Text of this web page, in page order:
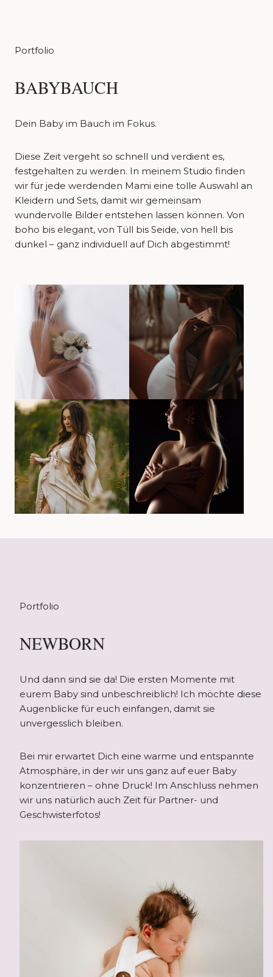
Portfolio
BABYBAUCH
Dein Baby im Bauch im Fokus.
Diese Zeit vergeht so schnell und verdient es,
festgehalten zu werden. In meinem Studio finden
wir für jede werdenden Mami eine tolle Auswahl an
Kleidern und Sets, damit wir gemeinsam
wundervolle Bilder entstehen lassen können. Von
boho bis elegant, von Tüll bis Seide, von hell bis
dunkel – ganz individuell auf Dich abgestimmt!
Portfolio
NEWBORN
Und dann sind sie da! Die ersten Momente mit
eurem Baby sind unbeschreiblich! Ich möchte diese
Augenblicke für euch einfangen, damit sie
unvergesslich bleiben.
Bei mir erwartet Dich eine warme und entspannte
Atmosphäre, in der wir uns ganz auf euer Baby
konzentrieren – ohne Druck! Im Anschluss nehmen
wir uns natürlich auch Zeit für Partner- und
Geschwisterfotos!